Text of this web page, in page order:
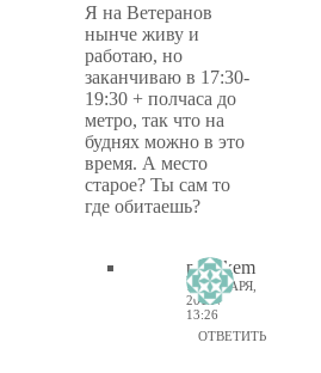
Я на Ветеранов
нынче живу и
работаю, но
заканчиваю в 17:30-
19:30 + полчаса до
метро, так что на
буднях можно в это
время. А место
старое? Ты сам то
где обитаешь?
ptiz_kem
13 ЯНВАРЯ,
2012 /
13:26
ОТВЕТИТЬ